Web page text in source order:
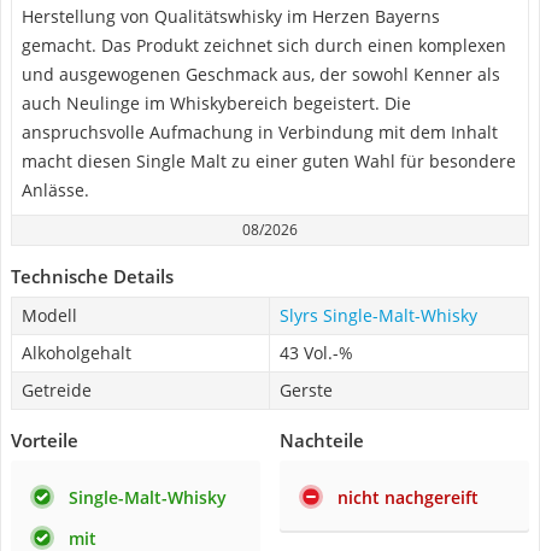
Herstellung von Qualitätswhisky im Herzen Bayerns
gemacht. Das Produkt zeichnet sich durch einen komplexen
und ausgewogenen Geschmack aus, der sowohl Kenner als
auch Neulinge im Whiskybereich begeistert. Die
anspruchsvolle Aufmachung in Verbindung mit dem Inhalt
macht diesen Single Malt zu einer guten Wahl für besondere
Anlässe.
08/2026
Technische Details
Modell
Slyrs Single-Malt-Whisky
Alkoholgehalt
43 Vol.-%
Getreide
Gerste
Vorteile
Single-Malt-Whisky
mit
Nachteile
nicht nachgereift